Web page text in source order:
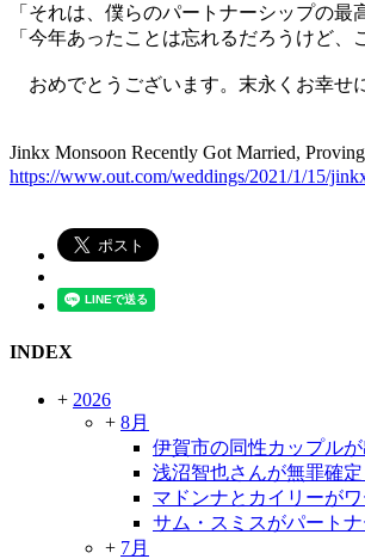
「それは、僕らのパートナーシップの
「今年あったことは忘れるだろうけど
おめでとうございます。末永くお幸せ
Jinkx Monsoon Recently Got Married,
https://www.out.com/weddings/2021/1/15/
INDEX
+ 2026
+ 8月
伊賀市の同性カップル
浅沼智也さんが無罪確
マドンナとカイリーが
サム・スミスがパート
+ 7月